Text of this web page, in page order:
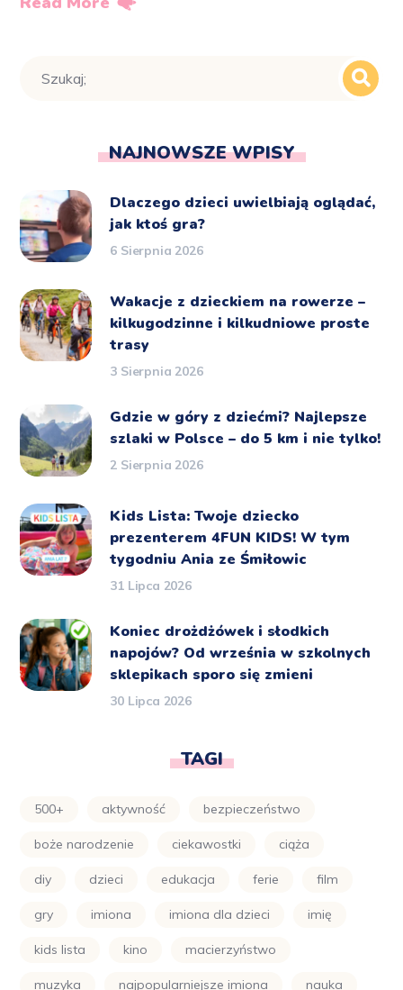
NAJNOWSZE WPISY
Dlaczego dzieci uwielbiają oglądać,
jak ktoś gra?
6 Sierpnia 2026
Wakacje z dzieckiem na rowerze –
kilkugodzinne i kilkudniowe proste
trasy
3 Sierpnia 2026
Gdzie w góry z dziećmi? Najlepsze
szlaki w Polsce – do 5 km i nie tylko!
2 Sierpnia 2026
Kids Lista: Twoje dziecko
prezenterem 4FUN KIDS! W tym
tygodniu Ania ze Śmiłowic
31 Lipca 2026
Koniec drożdżówek i słodkich
napojów? Od września w szkolnych
sklepikach sporo się zmieni
30 Lipca 2026
TAGI
500+ aktywność bezpieczeństwo
boże narodzenie ciekawostki ciąża
diy dzieci edukacja ferie film
gry imiona imiona dla dzieci imię
kids lista kino macierzyństwo
muzyka najpopularniejsze imiona nauka